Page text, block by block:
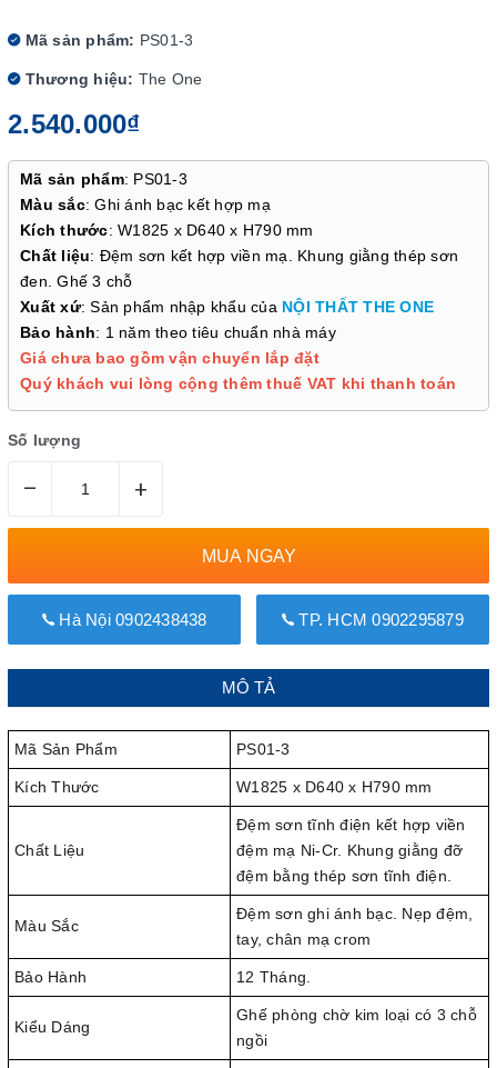
Mã sản phẩm: PS01-3
Thương hiệu: The One
2.540.000₫
Mã sản phẩm: PS01-3
Màu sắc: Ghi ánh bạc kết hợp mạ
Kích thước: W1825 x D640 x H790 mm
Chất liệu: Đệm sơn kết hợp viền mạ. Khung giằng thép sơn
đen. Ghế 3 chỗ
Xuất xứ: Sản phẩm nhập khẩu của NỘI THẤT THE ONE
Bảo hành: 1 năm theo tiêu chuẩn nhà máy
Giá chưa bao gồm vận chuyển lắp đặt
Quý khách vui lòng cộng thêm thuế VAT khi thanh toán
Số lượng
– +
MUA NGAY
Hà Nội 0902438438 TP. HCM 0902295879
MÔ TẢ
Mã Sản Phẩm PS01-3
Kích Thước W1825 x D640 x H790 mm
Chất Liệu
Đệm sơn tĩnh điện kết hợp viền
đệm mạ Ni-Cr. Khung giằng đỡ
đệm bằng thép sơn tĩnh điện.
Màu Sắc
Đệm sơn ghi ánh bạc. Nẹp đệm,
tay, chân mạ crom
Bảo Hành 12 Tháng.
Kiểu Dáng
Ghế phòng chờ kim loại có 3 chỗ
ngồi